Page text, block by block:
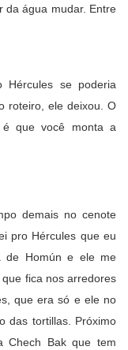
da água mudar. Entre
Hércules se poderia
roteiro, ele deixou. O
que você monta a
demais no cenote
pro Hércules que eu
de Homún e ele me
fica nos arredores
que era só e ele no
das tortillas. Próximo
Chech Bak que tem